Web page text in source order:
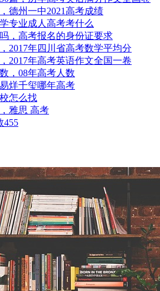
德州一中2021高考成绩
专业成人高考考什么
，高考报名的身份证要求
2017年四川省高考数学平均分
2017年高考英语作文全国一卷
，08年高考人数
烊千玺哪年高考
怎么找
雅思 高考
455